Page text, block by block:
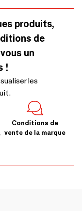
produits,
de
un
!
les
Conditions de
vente de la marque